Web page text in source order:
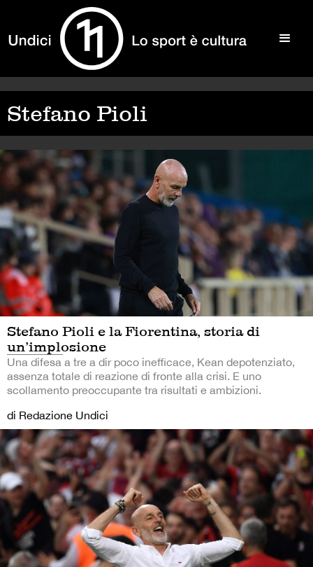
Stefano Pioli
Stefano Pioli e la Fiorentina, storia di
un’implosione
Una difesa a tre a dir poco inefficace, Kean depotenziato,
assenza totale di reazione di fronte alla crisi. E uno
scollamento preoccupante tra risultati e ambizioni.
di Redazione Undici